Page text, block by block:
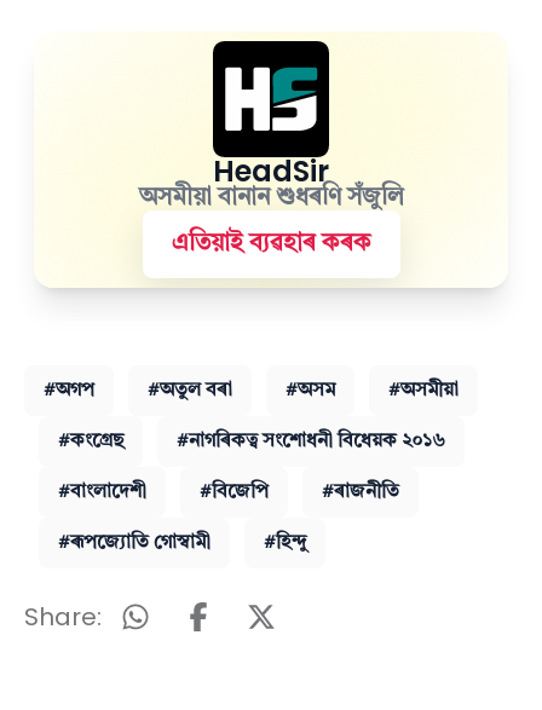
HeadSir
অসমীয়া বানান শুধৰণি সঁজুলি
এতিয়াই ব্যৱহাৰ কৰক
#অগপ #অতুল বৰা #অসম #অসমীয়া
#কংগ্ৰেছ #নাগৰিকত্ব সংশোধনী বিধেয়ক ২০১৬
#বাংলাদেশী #বিজেপি #ৰাজনীতি
#ৰূপজ্যোতি গোস্বামী #হিন্দু
Share: